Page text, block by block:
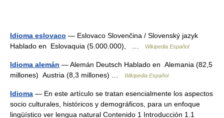
Idioma eslovaco — Eslovaco Slovenčina / Slovenský jazyk
Hablado en Eslovaquia (5.000.000), …
Wikipedia Español
Idioma alemán — Alemán Deutsch Hablado en Alemania (82,5
millones) Austria (8,3 millones) …
Wikipedia Español
Idioma — En este artículo se tratan esencialmente los aspectos
socio culturales, históricos y demográficos, para un enfoque
lingüístico ver lengua natural Contenido 1 Introducción 1.1